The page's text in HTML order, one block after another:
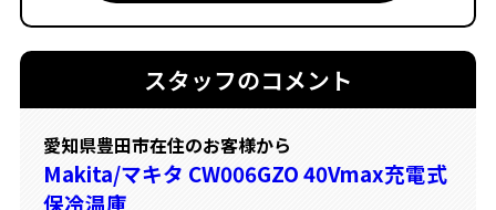
スタッフのコメント
愛知県豊田市在住のお客様から
Makita/マキタ CW006GZO 40Vmax充電式
保冷温庫